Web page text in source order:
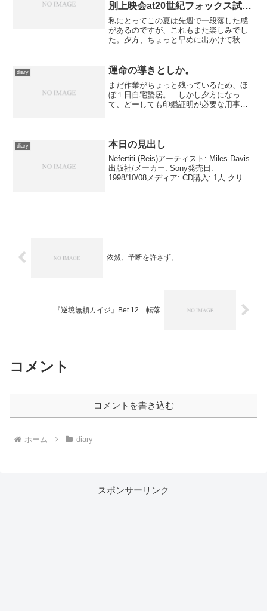
別上映会at20世紀フォックス試写
室。
私にとってこの夏は先週で一段落した感
があるのですが、これもまた楽しみでし
た。夕方、ちょっと早めに出かけて秋葉
クスの試写室です。６年ほど前に『ナイ
ト＆デイ』でいちどだけ...
diary 運命の導きとしか。
まだ作業がちょっと残っているため、ほ
ぼ１日自宅蟄居。 しかし夕方になっ
て、どーしても印鑑証明が必要な用事が
らは１枚だけだしそんなに急...
diary 本日の見出し
Nefertiti (Reis)アーティスト: Miles Davis
出版社/メーカー: Sony発売日:
1998/10/08メディア: CD購入: 1人 クリッ
依然、予断を許さず。
『逆境無頼カイジ』Bet.12 転落
コメント
コメントを書き込む
ホーム diary
スポンサーリンク